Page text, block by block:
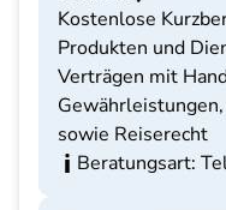
Kostenlose
Produkten und
Verträgen mit
sowie Reiserecht
Beratungsart: